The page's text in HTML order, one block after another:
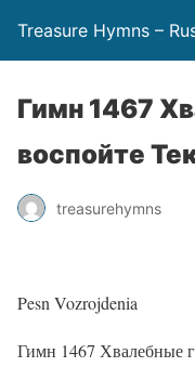
Treasure Hymns –
Гимн 1467
воспойте
treasurehymns
Pesn Vozrojdenia
Гимн 1467 Хвалебные